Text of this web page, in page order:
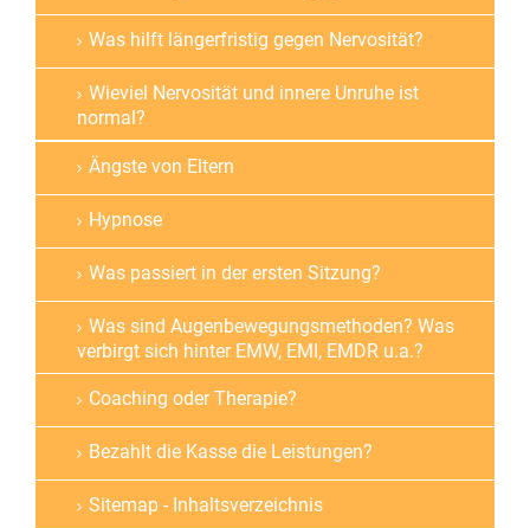
Was hilft längerfristig gegen Nervosität?
Wieviel Nervosität und innere Unruhe ist
normal?
Ängste von Eltern
Hypnose
Was passiert in der ersten Sitzung?
Was sind Augenbewegungsmethoden? Was
verbirgt sich hinter EMW, EMI, EMDR u.a.?
Coaching oder Therapie?
Bezahlt die Kasse die Leistungen?
Sitemap - Inhaltsverzeichnis